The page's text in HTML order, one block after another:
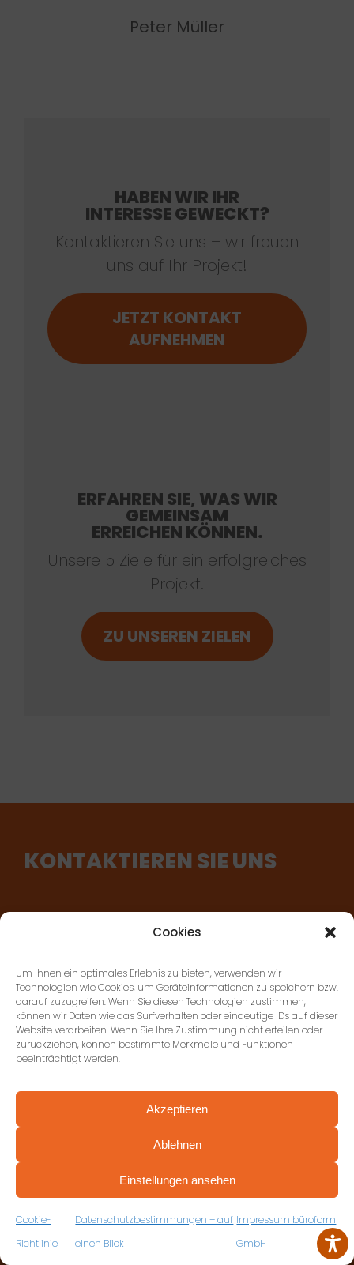
Cookies
Um Ihnen ein optimales Erlebnis zu bieten, verwenden wir
Technologien wie Cookies, um Geräteinformationen zu speichern bzw.
darauf zuzugreifen. Wenn Sie diesen Technologien zustimmen,
können wir Daten wie das Surfverhalten oder eindeutige IDs auf dieser
Website verarbeiten. Wenn Sie Ihre Zustimmung nicht erteilen oder
zurückziehen, können bestimmte Merkmale und Funktionen
beeinträchtigt werden.
Akzeptieren
Ablehnen
Einstellungen ansehen
Cookie-
Richtlinie
Datenschutzbestimmungen – auf
einen Blick
Impressum büroform
GmbH
Peter Müller
HABEN WIR IHR
INTERESSE GEWECKT?
Kontaktieren Sie uns – wir freuen
uns auf Ihr Projekt!
JETZT KONTAKT
AUFNEHMEN
ERFAHREN SIE, WAS WIR
GEMEINSAM
ERREICHEN KÖNNEN.
Unsere 5 Ziele für ein erfolgreiches
Projekt.
ZU UNSEREN ZIELEN
KONTAKTIEREN SIE UNS
büroform GmbH, Stuttgart
Stuttgart
+49 (0) 711 674184-17
büroform GmbH,
Gottlieb-Daimler-Strasse 50,
+49 (0) 7144 897278-0
VEREINBAREN SIE JETZT IHRE
KOSTENFREIE ERSTBERATUNG
ZUM RÜCKRUFFORMULAR